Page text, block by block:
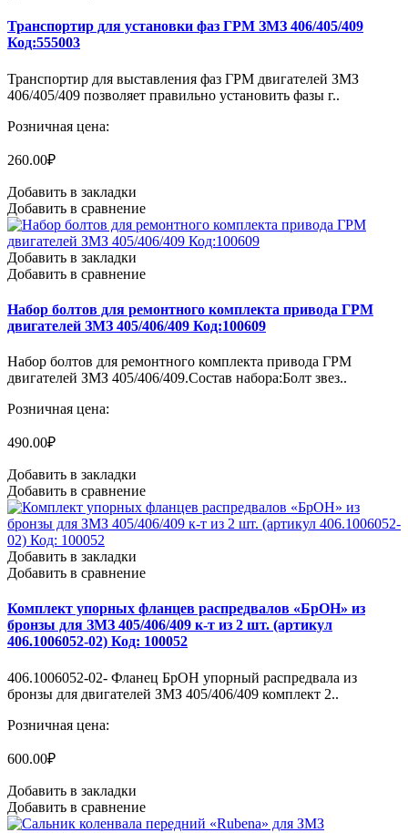
Транспортир для установки фаз ГРМ ЗМЗ 406/405/409
Код:555003
Транспортир для выставления фаз ГРМ двигателей ЗМЗ
406/405/409 позволяет правильно установить фазы г..
Розничная цена:
260.00₽
Добавить в закладки
Добавить в сравнение
Добавить в закладки
Добавить в сравнение
Набор болтов для ремонтного комплекта привода ГРМ
двигателей ЗМЗ 405/406/409 Код:100609
Набор болтов для ремонтного комплекта привода ГРМ
двигателей ЗМЗ 405/406/409.Состав набора:Болт звез..
Розничная цена:
490.00₽
Добавить в закладки
Добавить в сравнение
Добавить в закладки
Добавить в сравнение
Комплект упорных фланцев распредвалов «БрОН» из
бронзы для ЗМЗ 405/406/409 к-т из 2 шт. (артикул
406.1006052-02) Код: 100052
406.1006052-02- Фланец БрОН упорный распредвала из
бронзы для двигателей ЗМЗ 405/406/409 комплект 2..
Розничная цена:
600.00₽
Добавить в закладки
Добавить в сравнение